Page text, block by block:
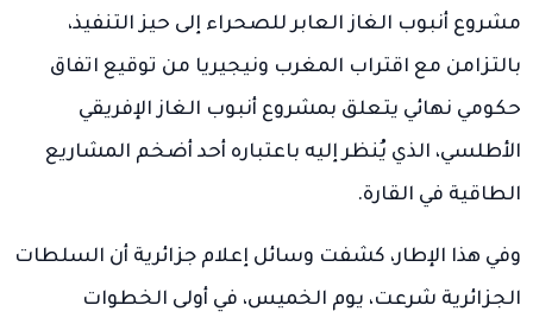
مشروع أنبوب الغاز العابر للصحراء إلى حيز التنفيذ،
بالتزامن مع اقتراب المغرب ونيجيريا من توقيع اتفاق
حكومي نهائي يتعلق بمشروع أنبوب الغاز الإفريقي
الأطلسي، الذي يُنظر إليه باعتباره أحد أضخم المشاريع
الطاقية في القارة.
وفي هذا الإطار، كشفت وسائل إعلام جزائرية أن السلطات
الجزائرية شرعت، يوم الخميس، في أولى الخطوات